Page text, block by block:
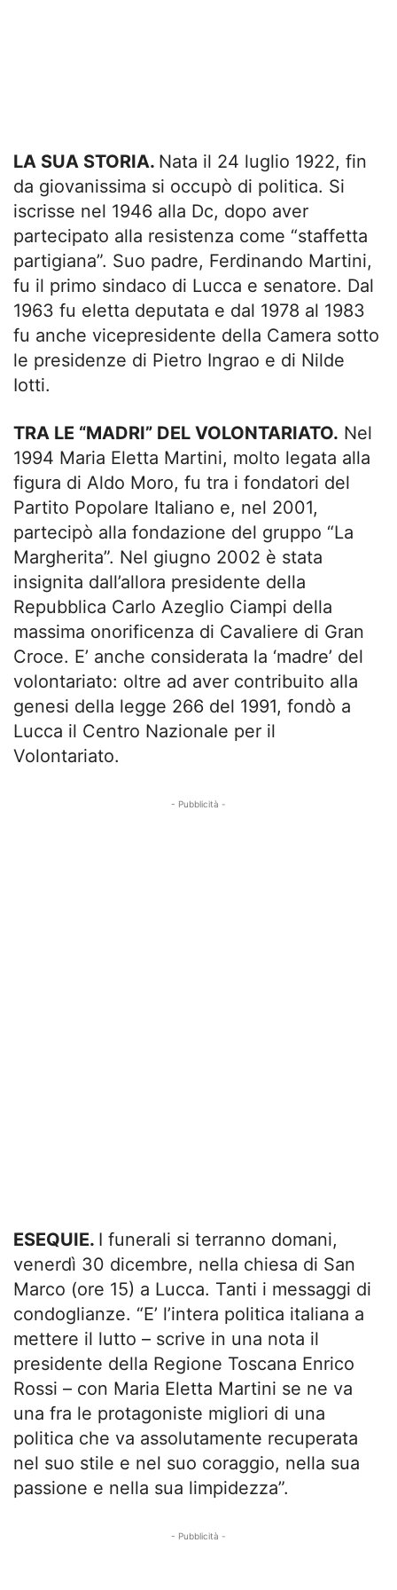
LA SUA STORIA. Nata il 24 luglio 1922, fin
da giovanissima si occupò di politica. Si
iscrisse nel 1946 alla Dc, dopo aver
partecipato alla resistenza come “staffetta
partigiana”. Suo padre, Ferdinando Martini,
fu il primo sindaco di Lucca e senatore. Dal
1963 fu eletta deputata e dal 1978 al 1983
fu anche vicepresidente della Camera sotto
le presidenze di Pietro Ingrao e di Nilde
Iotti.
TRA LE “MADRI” DEL VOLONTARIATO. Nel
1994 Maria Eletta Martini, molto legata alla
figura di Aldo Moro, fu tra i fondatori del
Partito Popolare Italiano e, nel 2001,
partecipò alla fondazione del gruppo “La
Margherita”. Nel giugno 2002 è stata
insignita dall’allora presidente della
Repubblica Carlo Azeglio Ciampi della
massima onorificenza di Cavaliere di Gran
Croce. E’ anche considerata la ‘madre’ del
volontariato: oltre ad aver contribuito alla
genesi della legge 266 del 1991, fondò a
Lucca il Centro Nazionale per il
Volontariato.
- Pubblicità -
ESEQUIE. I funerali si terranno domani,
venerdì 30 dicembre, nella chiesa di San
Marco (ore 15) a Lucca. Tanti i messaggi di
condoglianze. “E’ l’intera politica italiana a
mettere il lutto – scrive in una nota il
presidente della Regione Toscana Enrico
Rossi – con Maria Eletta Martini se ne va
una fra le protagoniste migliori di una
politica che va assolutamente recuperata
nel suo stile e nel suo coraggio, nella sua
passione e nella sua limpidezza”.
- Pubblicità -